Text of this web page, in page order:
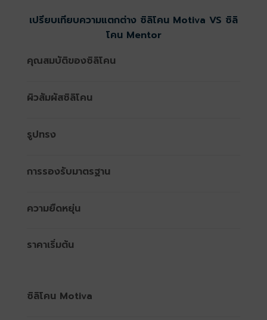
เปรียบเทียบความแตกต่าง ซิลิโคน Motiva VS ซิลิ
โคน Mentor
คุณสมบัติของซิลิโคน
ผิวสัมผัสซิลิโคน
รูปทรง
การรองรับมาตรฐาน
ความยืดหยุ่น
ราคาเริ่มต้น
ซิลิโคน Motiva